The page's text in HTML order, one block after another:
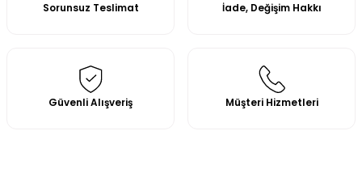
Sorunsuz Teslimat İade, Değişim Hakkı
Güvenli Alışveriş Müşteri Hizmetleri